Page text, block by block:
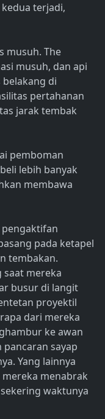
terjadi,
musuh. The
musuh, dan api
di
pertahanan
jarak tembak
pemboman
lebih banyak
membawa
pada ketapel
tembakan.
saat mereka
busur di langit
proyektil
dari mereka
ke awan
sayap
Yang lainnya
menabrak
waktunya